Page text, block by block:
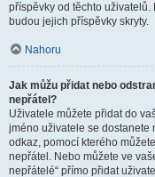
příspěvky od těchto
budou jejich příspěvky skryty.
Nahoru
Jak můžu přidat nebo
nepřátel?
Uživatele můžete přidat do
jméno uživatele se dostanete
odkaz, pomocí kterého
nepřátel. Nebo můžete ve
nepřátelé“ přímo přidat